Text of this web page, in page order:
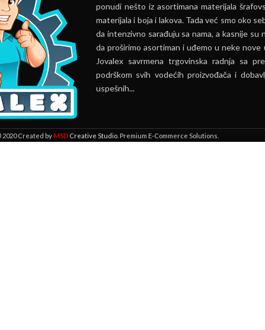
ponudi nešto iz asortimana materijala
materijala i boja i lakova. Tada već smo oko
da intenzivno sarađuju sa nama, a kasnije su
da proširimo asortiman i uđemo u neke nove
Jovalex savrmena trgovinska radnja sa
podrškom svih vodećih proizvođača i
uspešnih...
2020 Created byMSDCreative Studio. Premium E-Commerce Solutions.